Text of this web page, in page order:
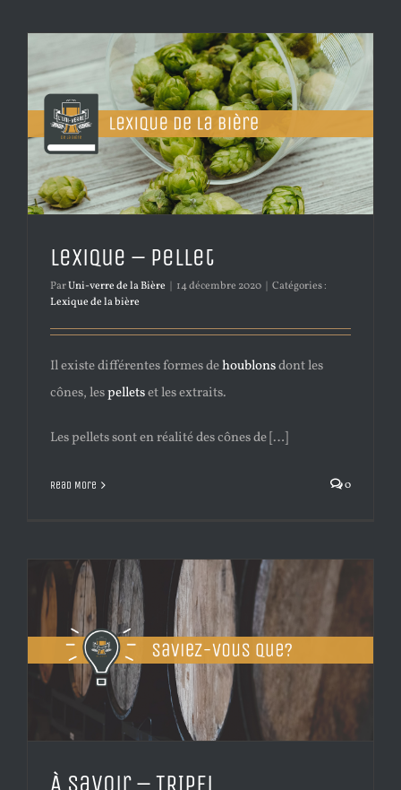
Lexique – Pellet
ParUni-verre de la Bière 14 décembre 2020
Catégories :
Lexique de la bière
Il existe différentes formes dehoublonsdont les
cônes, lespelletset les extraits.
Les pellets sont en réalité des cônes de […]
Read More 0
À savoir – TRIPEL